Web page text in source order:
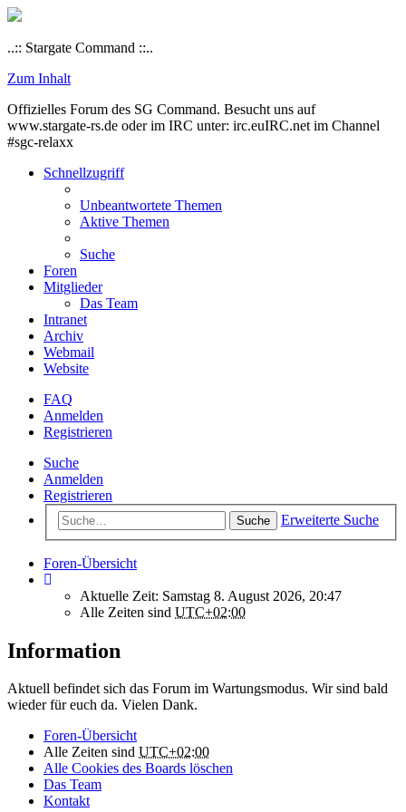
..:: Stargate Command ::..
Zum Inhalt
Offizielles Forum des SG Command. Besucht uns auf
www.stargate-rs.de oder im IRC unter: irc.euIRC.net im Channel
#sgc-relaxx
Schnellzugriff
Unbeantwortete Themen
Aktive Themen
Suche
Foren
Mitglieder
Das Team
Intranet
Archiv
Webmail
Website
FAQ
Anmelden
Registrieren
Suche
Anmelden
Registrieren
Suche Erweiterte Suche
Foren-Übersicht
Aktuelle Zeit: Samstag 8. August 2026, 20:47
Alle Zeiten sind UTC+02:00
Information
Aktuell befindet sich das Forum im Wartungsmodus. Wir sind bald
wieder für euch da. Vielen Dank.
Foren-Übersicht
Alle Zeiten sind UTC+02:00
Alle Cookies des Boards löschen
Das Team
Kontakt